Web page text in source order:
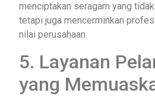
menciptakan seragam yang
tetapi juga mencerminkan
nilai perusahaan.
5. Layanan
yang